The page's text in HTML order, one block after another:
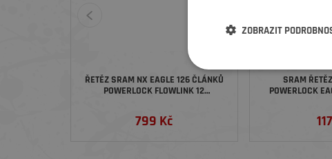
ŘETĚZ SRAM NX EAGLE 126 ČLÁNKŮ
POWERLOCK FLOWLINK 12
799 Kč
SRAM
POWERLOCK
ZOBRAZIT